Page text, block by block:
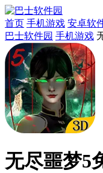
首页 手机游戏 安卓软
巴士软件园 手机游戏
无尽噩梦5